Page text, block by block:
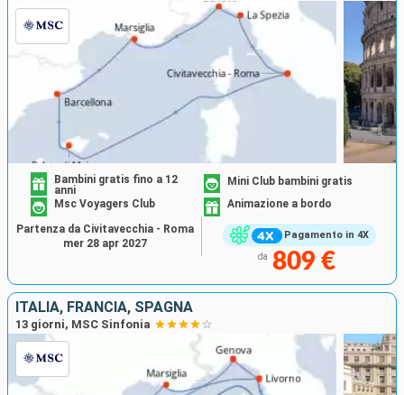
Pagamento in 4X
Bambini gratis fino a 12
anni
Mini Club bambini gratis
Msc Voyagers Club
Animazione a bordo
da 809 €
Partenza da Civitavecchia - Roma
mer 28 apr 2027
ITALIA, FRANCIA, SPAGNA
13 giorni, MSC Sinfonia